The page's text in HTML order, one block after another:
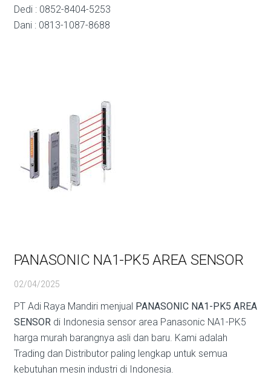
Dedi : 0852-8404-5253
Dani : 0813-1087-8688
PANASONIC NA1-PK5 AREA SENSOR
02/04/2025
PT Adi Raya Mandiri menjual PANASONIC NA1-PK5 AREA
SENSORdi Indonesia sensor area Panasonic NA1-PK5
harga murah barangnya asli dan baru. Kami adalah
Trading dan Distributor paling lengkap untuk semua
kebutuhan mesin industri di Indonesia.